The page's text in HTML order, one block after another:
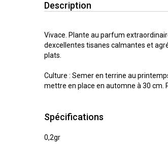
Description
Vivace. Plante au parfum
dexcellentes tisanes calmantes et
plats.
Culture : Semer en terrine au
mettre en place en automne à 30 cm.
Spécifications
0,2gr